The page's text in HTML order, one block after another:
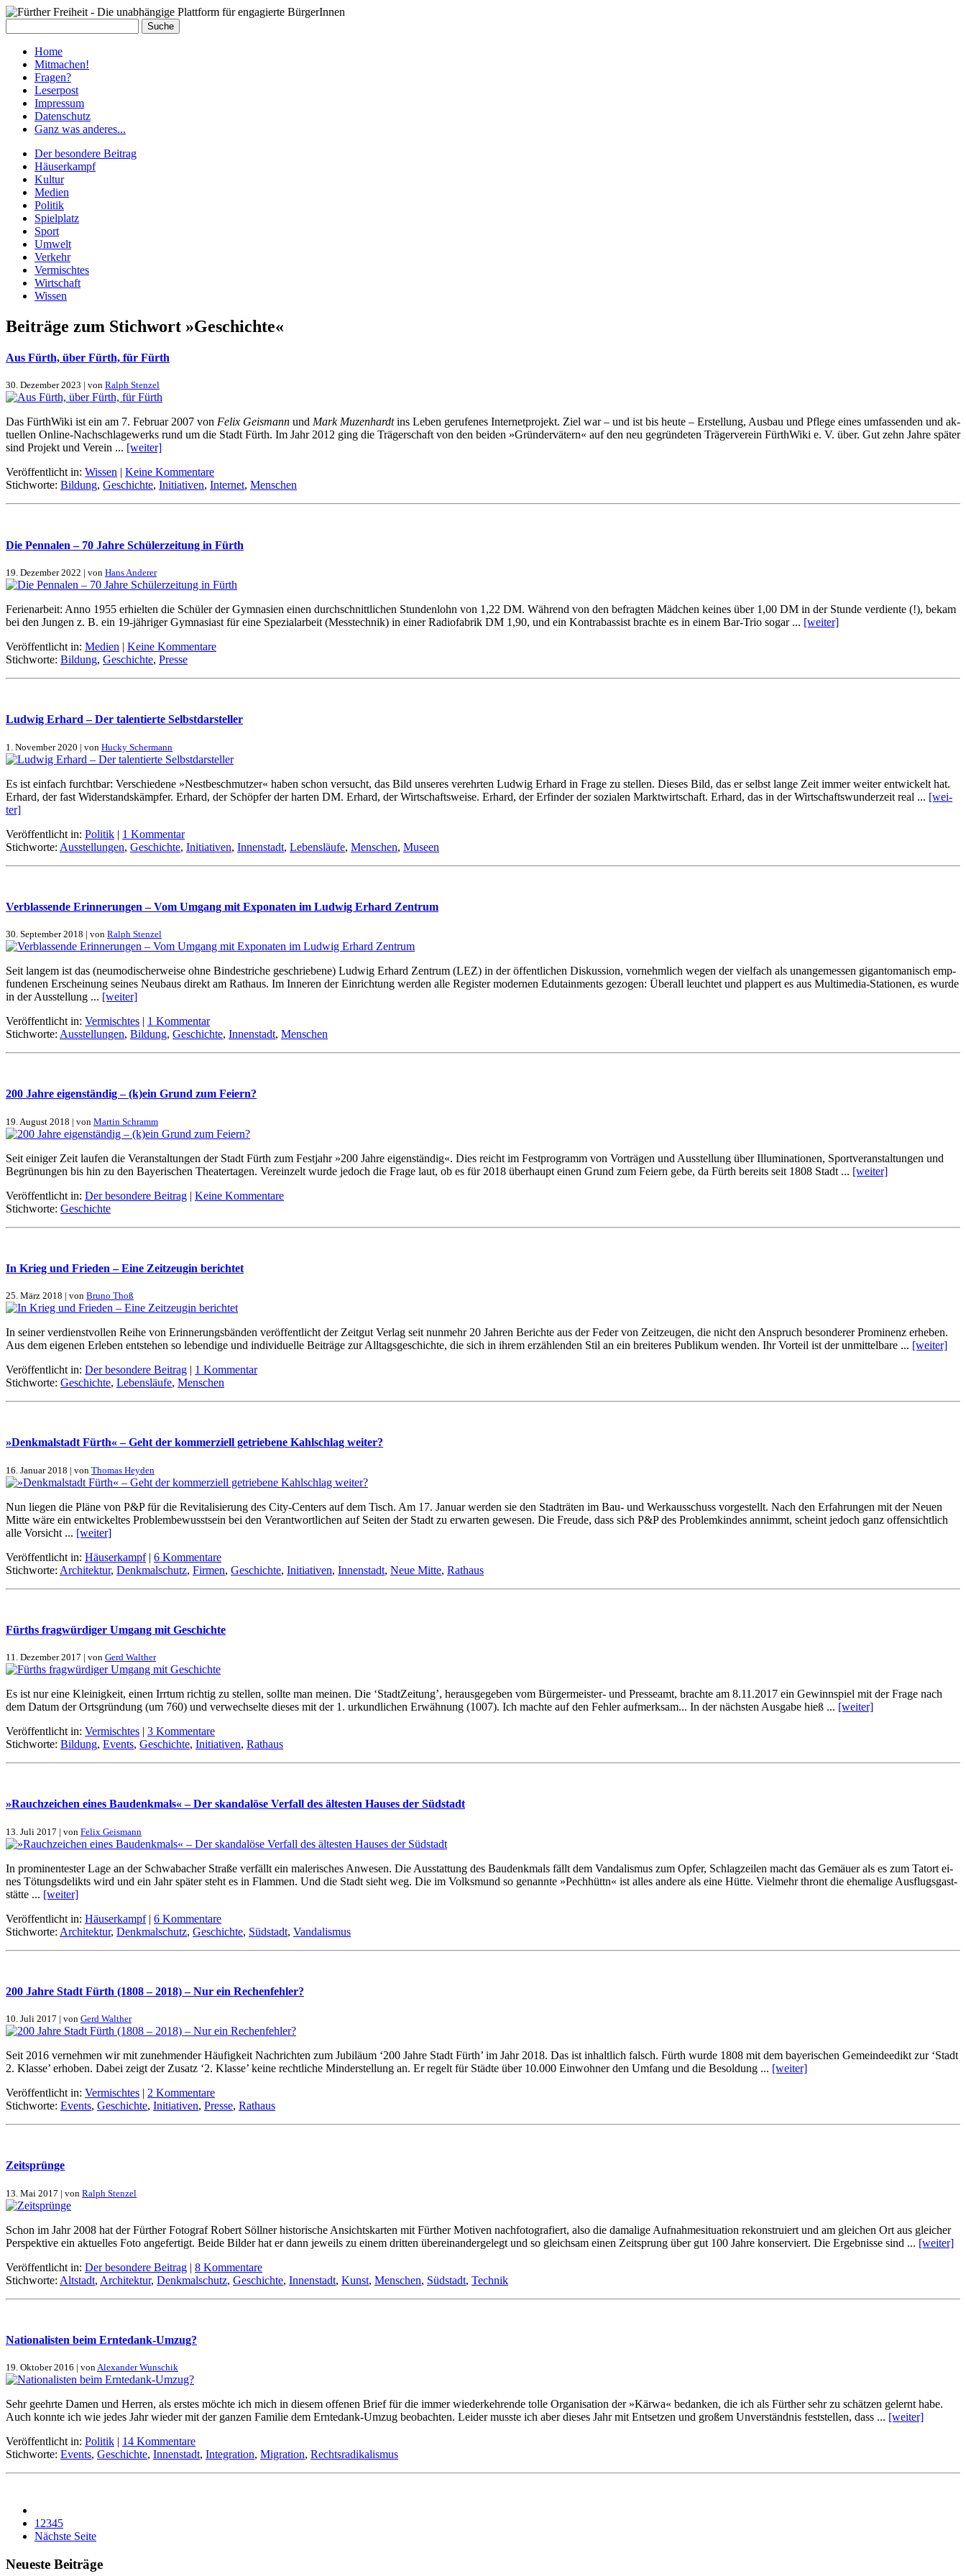
Home
Mit­ma­chen!
Fra­gen?
Le­ser­post
Im­pres­sum
Da­ten­schutz
Ganz was an­de­res...
Der besondere Beitrag
Häuserkampf
Kultur
Medien
Politik
Spielplatz
Sport
Umwelt
Verkehr
Vermischtes
Wirtschaft
Wissen
Beiträge zum Stichwort »Geschichte«
Aus Fürth, über Fürth, für Fürth
30. Dezember 2023 | von Ralph Stenzel
Das Für­thWi­ki ist ein am 7. Fe­bru­ar 2007 von Fe­lix Geismann und Mark Mu­zen­hardtins Le­ben ge­ru­fe­nes In­ter­net­pro­jekt. Ziel war – und ist bis heu­te – Er­stel­lung, Aus­bau und Pfle­ge ei­nes um­fas­sen­den und ak­
tu­el­len On­line-Nach­schla­ge­werks rund um die Stadt Fürth. Im Jahr 2012 ging die Trä­ger­schaft von den bei­den »Grün­der­vä­tern« auf den neu ge­grün­de­ten Trä­ger­ver­ein Für­thWi­ki e. V. über. Gut zehn Jah­re spä­ter
sind Pro­jekt und Ver­ein ... [wei­ter]
Veröffentlicht in: Wissen | Keine Kommentare
Stichworte: Bildung, Geschichte, Initiativen, Internet, Menschen
Die Pen­na­len – 70 Jah­re Schü­ler­zei­tung in Fürth
19. Dezember 2022 | von Hans Anderer
Fe­ri­en­ar­beit: An­no 1955 er­hiel­ten die Schü­ler der Gym­na­si­en ei­nen durch­schnitt­li­chen Stun­den­lohn von 1,22 DM. Wäh­rend von den be­frag­ten Mäd­chen kei­nes über 1,00 DM in der Stun­de ver­dien­te (!), be­kam
bei den Jun­gen z. B. ein 19-jäh­ri­­ger Gym­na­si­ast für ei­ne Spe­zi­al­ar­beit (Mess­tech­nik) in ei­ner Ra­dio­fa­brik DM 1,90, und ein Kon­tra­bas­sist brach­te es in ei­nem Bar-Trio so­gar ... [wei­ter]
Veröffentlicht in: Medien | Keine Kommentare
Stichworte: Bildung, Geschichte, Presse
Lud­wig Er­hard – Der ta­len­tier­te Selbst­dar­stel­ler
1. November 2020 | von Hucky Schermann
Es ist ein­fach furcht­bar: Ver­schie­de­ne »Nest­be­schmut­zer« ha­ben schon ver­sucht, das Bild un­se­res ver­ehr­ten Lud­wig Er­hard in Fra­ge zu stel­len. Die­ses Bild, das er selbst lan­ge Zeit im­mer wei­ter ent­wickelt hat.
Er­hard, der fast Wi­der­stands­kämp­fer. Er­hard, der Schöp­fer der har­ten DM. Er­hard, der Wirt­schafts­wei­se. Er­hard, der Er­fin­der der so­zia­len Markt­wirt­schaft. Er­hard, das in der Wirt­schafts­wun­der­zeit re­al ... [wei­
ter]
Veröffentlicht in: Politik | 1 Kommentar
Stichworte: Ausstellungen, Geschichte, Initiativen, Innenstadt, Lebensläufe, Menschen, Museen
Ver­blas­sen­de Er­in­ne­run­gen – Vom Um­gang mit Ex­po­na­ten im Lud­wig Er­hard Zen­trum
30. September 2018 | von Ralph Stenzel
Seit lan­gem ist das (neu­mo­di­scher­wei­se oh­ne Bin­de­stri­che ge­schrie­be­ne) Lud­wig Er­hard Zen­trum (LEZ) in der öf­fent­li­chen Dis­kus­si­on, vor­nehm­lich we­gen der viel­fach als un­an­ge­mes­sen gi­gan­to­ma­nisch emp­
fun­de­nen Er­schei­nung sei­nes Neu­baus di­rekt am Rat­haus. Im In­ne­ren der Ein­rich­tung wer­den al­le Re­gi­ster mo­der­nen Edu­tain­ments ge­zo­gen: Über­all leuch­tet und plap­pert es aus Mul­ti­me­dia-Sta­tio­nen, es wur­de
in der Aus­stel­lung ... [wei­ter]
Veröffentlicht in: Vermischtes | 1 Kommentar
Stichworte: Ausstellungen, Bildung, Geschichte, Innenstadt, Menschen
200 Jah­re ei­gen­stän­dig – (k)ein Grund zum Fei­ern?
19. August 2018 | von Martin Schramm
Seit ei­ni­ger Zeit lau­fen die Ver­an­stal­tun­gen der Stadt Fürth zum Fest­jahr »200 Jah­re ei­gen­stän­dig«. Dies reicht im Fest­pro­gramm von Vor­trä­gen und Aus­stel­lung über Il­lu­mi­na­tio­nen, Sport­ver­an­stal­tun­gen und
Be­grü­nun­gen bis hin zu den Baye­ri­schen Thea­ter­ta­gen. Ver­ein­zelt wur­de je­doch die Fra­ge laut, ob es für 2018 über­haupt ei­nen Grund zum Fei­ern ge­be, da Fürth be­reits seit 1808 Stadt ... [wei­ter]
Veröffentlicht in: Der besondere Beitrag | Keine Kommentare
Stichworte: Geschichte
In Krieg und Frie­den – Ei­ne Zeit­zeu­gin be­rich­tet
25. März 2018 | von Bruno Thoß
In sei­ner ver­dienst­vol­len Rei­he von Er­in­ne­rungs­bän­den ver­öf­fent­licht der Zeit­gut Ver­lag seit nun­mehr 20 Jah­ren Be­rich­te aus der Fe­der von Zeit­zeu­gen, die nicht den An­spruch be­son­de­rer Pro­mi­nenz er­he­ben.
Aus dem ei­ge­nen Er­le­ben ent­ste­hen so le­ben­di­ge und in­di­vi­du­el­le Bei­trä­ge zur All­tags­ge­schich­te, die sich in ih­rem er­zäh­len­den Stil an ein brei­te­res Pu­bli­kum wen­den. Ihr Vor­teil ist der un­mit­tel­ba­re ... [wei­ter]
Veröffentlicht in: Der besondere Beitrag | 1 Kommentar
Stichworte: Geschichte, Lebensläufe, Menschen
»Denk­mal­stadt Fürth« – Geht der kom­mer­zi­ell ge­trie­be­ne Kahl­schlag wei­ter?
16. Januar 2018 | von Thomas Heyden
Nun lie­gen die Plä­ne von P&P für die Re­vi­ta­li­sie­rung des Ci­ty-Cen­ters auf dem Tisch. Am 17. Ja­nu­ar wer­den sie den Stadt­rä­ten im Bau- und Werk­aus­schuss vor­ge­stellt. Nach den Er­fah­run­gen mit der Neu­en
Mit­te wä­re ein ent­wickel­tes Pro­blem­be­wusst­sein bei den Ver­ant­wort­li­chen auf Sei­ten der Stadt zu er­war­ten ge­we­sen. Die Freu­de, dass sich P&P des Pro­blem­kin­des an­nimmt, scheint je­doch ganz of­fen­sicht­lich
al­le Vor­sicht ... [wei­ter]
Veröffentlicht in: Häuserkampf| 6 Kommentare
Stichworte: Architektur, Denkmalschutz, Firmen, Geschichte, Initiativen, Innenstadt, Neue Mitte, Rathaus
Fürths frag­wür­di­ger Um­gang mit Ge­schich­te
11. Dezember 2017 | von Gerd Walther
Es ist nur ei­ne Klei­nig­keit, ei­nen Irr­tum rich­tig zu stel­len, soll­te man mei­nen. Die ‘Stadt­Zei­tung’, her­aus­ge­ge­ben vom Bür­­ger­­mei­­ster- und Pres­se­amt, brach­te am 8.11.2017 ein Ge­winn­spiel mit der Fra­ge nach
dem Da­tum der Orts­grün­dung (um 760) und ver­wech­sel­te die­ses mit der 1. ur­kund­li­chen Er­wäh­nung (1007). Ich mach­te auf den Feh­ler auf­merk­sam... In der näch­sten Aus­ga­be hieß ... [wei­ter]
Veröffentlicht in: Vermischtes | 3 Kommentare
Stichworte: Bildung, Events, Geschichte, Initiativen, Rathaus
»Rauch­zei­chen ei­nes Bau­denk­mals« – Der skan­da­lö­se Ver­fall des äl­te­sten Hau­ses der Süd­stadt
13. Juli 2017 | von Felix Geismann
In pro­mi­nen­te­ster La­ge an der Schwa­ba­cher Stra­ße ver­fällt ein ma­le­ri­sches An­we­sen. Die Aus­stat­tung des Bau­denk­mals fällt dem Van­da­lis­mus zum Op­fer, Schlag­zei­len macht das Ge­mäu­er als es zum Tat­ort ei­
nes Tö­tungs­de­likts wird und ein Jahr spä­ter steht es in Flam­men. Und die Stadt sieht weg. Die im Volks­mund so ge­nann­te »Pech­hüttn« ist al­les an­de­re als ei­ne Hüt­te. Viel­mehr thront die ehe­ma­li­ge Aus­flugs­gast­
stät­te ... [wei­ter]
Veröffentlicht in: Häuserkampf| 6 Kommentare
Stichworte: Architektur, Denkmalschutz, Geschichte, Südstadt, Vandalismus
200 Jah­re Stadt Fürth (1808 – 2018) – Nur ein Re­chen­feh­ler?
10. Juli 2017 | von Gerd Walther
Seit 2016 ver­neh­men wir mit zu­neh­men­der Häu­fig­keit Nach­rich­ten zum Ju­bi­lä­um ‘200 Jah­re Stadt Fürth’ im Jahr 2018. Das ist in­halt­lich falsch. Fürth wur­de 1808 mit dem baye­ri­schen Ge­mein­de­edikt zur ‘Stadt
2. Klas­se’ er­ho­ben. Da­bei zeigt der Zu­satz ‘2. Klas­se’ kei­ne recht­li­che Min­der­stel­lung an. Er re­gelt für Städ­te über 10.000 Ein­woh­ner den Um­fang und die Be­sol­dung ... [wei­ter]
Veröffentlicht in: Vermischtes | 2 Kommentare
Stichworte: Events, Geschichte, Initiativen, Presse, Rathaus
Zeit­sprün­ge
13. Mai 2017 | von Ralph Stenzel
Schon im Jahr 2008 hat der Für­ther Fo­to­graf Ro­bert Söll­ner hi­sto­ri­sche An­sichts­kar­ten mit Für­ther Mo­ti­ven nach­fo­to­gra­fiert, al­so die da­ma­li­ge Auf­nah­me­si­tua­ti­on re­kon­stru­iert und am glei­chen Ort aus glei­cher
Per­spek­ti­ve ein ak­tu­el­les Fo­to an­ge­fer­tigt. Bei­de Bil­der hat er dann je­weils zu ei­nem drit­ten über­ein­an­der­ge­legt und so gleich­sam ei­nen Zeit­sprung über gut 100 Jah­re kon­ser­viert. Die Er­geb­nis­se sind ... [wei­ter]
Veröffentlicht in: Der besondere Beitrag | 8 Kommentare
Stichworte: Altstadt, Architektur, Denkmalschutz, Geschichte, Innenstadt, Kunst, Menschen, Südstadt, Technik
Na­tio­na­li­sten beim Ern­te­dank-Um­zug?
19. Oktober 2016 | vonAlexander Wunschik
Sehr ge­ehr­te Da­men und Her­ren, als er­stes möch­te ich mich in die­sem of­fe­nen Brief für die im­mer wie­der­keh­ren­de tol­le Or­ga­ni­sa­ti­on der »Kär­wa« be­dan­ken, die ich als Für­ther sehr zu schät­zen ge­lernt ha­be.
Auch konn­te ich wie je­des Jahr wie­der mit der gan­zen Fa­mi­lie dem Ern­te­dank-Um­zug be­ob­ach­ten. Lei­der muss­te ich aber die­ses Jahr mit Ent­set­zen und gro­ßem Un­ver­ständ­nis fest­stel­len, dass ... [wei­ter]
Veröffentlicht in: Politik | 14 Kommentare
Stichworte: Events, Geschichte, Innenstadt, Integration, Migration, Rechtsradikalismus
1 2345
Nächste Seite
Neue­ste Bei­trä­ge